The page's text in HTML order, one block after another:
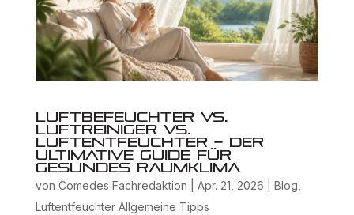
Luftbefeuchter vs.
Luftreiniger vs.
Luftentfeuchter – der
ultimative Guide für
gesundes Raumklima
von Comedes Fachredaktion Apr. 21, 2026 Blog
Luftentfeuchter Allgemeine Tipps